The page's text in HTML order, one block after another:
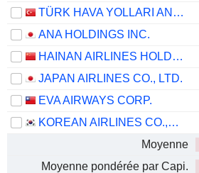
TÜRK HAVA YOLLARI ANONIM ORTAKLIGI
ANA HOLDINGS INC.
HAINAN AIRLINES HOLDING CO., LTD.
JAPAN AIRLINES CO., LTD.
EVA AIRWAYS CORP.
KOREAN AIRLINES CO.,LTD.
Moyenne
Moyenne pondérée par Capi.